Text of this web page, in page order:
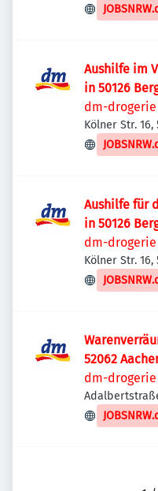
Deutschland
Aushilfe im
in 50126
dm-drogerie
Kölner Str. 16,
Aushilfe für
in 50126
dm-drogerie
Kölner Str. 16,
52062
dm-drogerie
Deutschland